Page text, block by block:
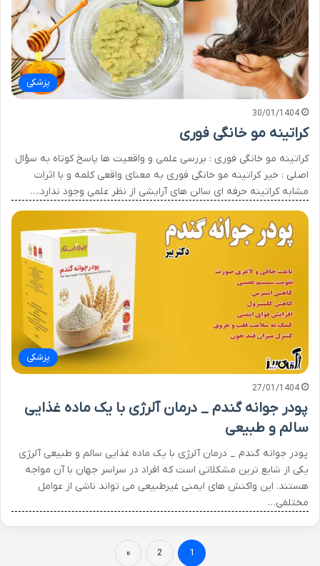
پزشکی
30/01/1404
کراتینه مو خانگی فوری
کراتینه مو خانگی فوری : بررسی علمی و واقعیت ها پاسخ کوتاه به سؤال
اصلی : خیر کراتینه مو خانگی فوری به معنای واقعی کلمه و با اثرات
مشابه کراتینه حرفه ای سالن های آرایشی از نظر علمی وجود ندارد.…
پزشکی
27/01/1404
پودر جوانه گندم _ درمان آلرژی با یک ماده غذایی
سالم و طبیعی
پودر جوانه گندم _ درمان آلرژی با یک ماده غذایی سالم و طبیعی آلرژی
یکی از شایع ترین مشکلاتی است که افراد در سراسر جهان با آن مواجه
هستند. این واکنش های ایمنی غیرطبیعی می تواند ناشی از عوامل
مختلفی…
1
2
»